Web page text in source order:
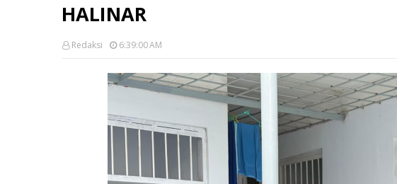
HALINAR
Redaksi 6:39:00 AM